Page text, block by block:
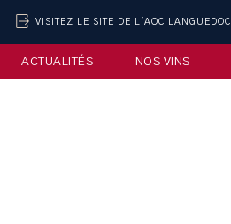
VISITEZ LE SITE DE L'AOC LANGUEDOC
ACTUALITÉS NOS VINS